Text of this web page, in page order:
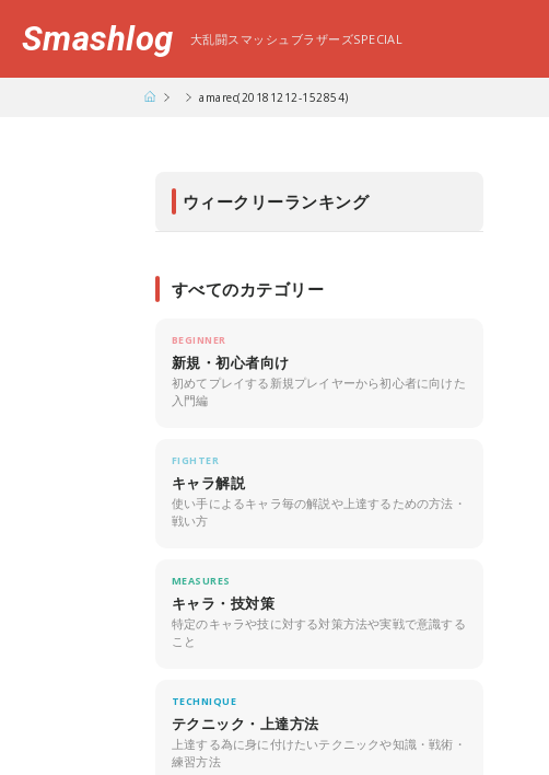
Smashlog 大乱闘スマッシュブラザーズSPECIAL
amarec(20181212-152854)
ウィークリーランキング
すべてのカテゴリー
BEGINNER
新規・初心者向け
初めてプレイする新規プレイヤーから初心者に向けた
入門編
FIGHTER
キャラ解説
使い手によるキャラ毎の解説や上達するための方法・
戦い方
MEASURES
キャラ・技対策
特定のキャラや技に対する対策方法や実戦で意識する
こと
TECHNIQUE
テクニック・上達方法
上達する為に身に付けたいテクニックや知識・戦術・
練習方法